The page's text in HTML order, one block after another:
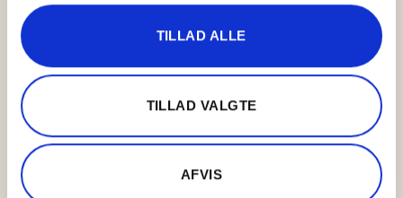
TILLAD ALLE
TILLAD VALGTE
AFVIS